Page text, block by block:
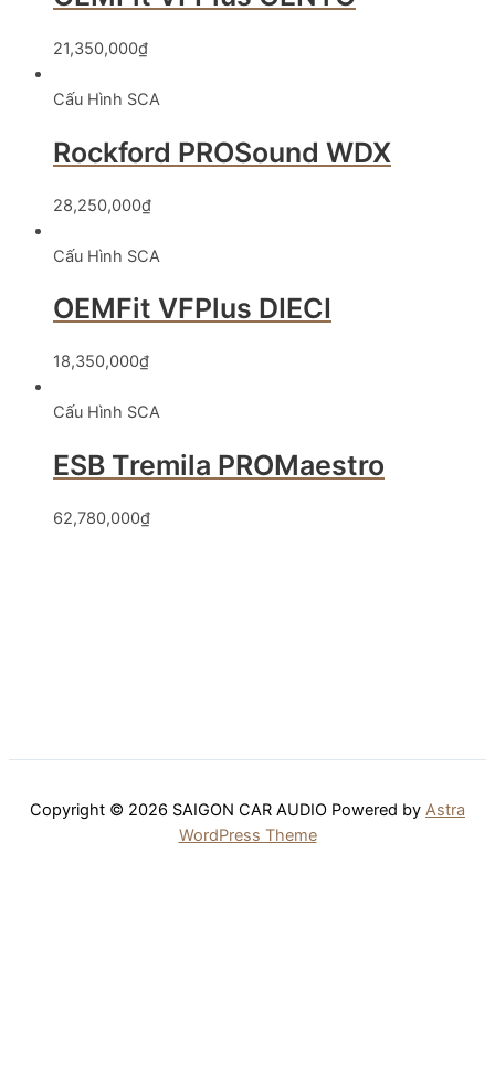
21,350,000₫
Cấu Hình SCA
Rockford PROSound WDX
28,250,000₫
Cấu Hình SCA
OEMFit VFPlus DIECI
18,350,000₫
Cấu Hình SCA
ESB Tremila PROMaestro
62,780,000₫
Copyright © 2026 SAIGON CAR AUDIO Powered by Astra
WordPress Theme